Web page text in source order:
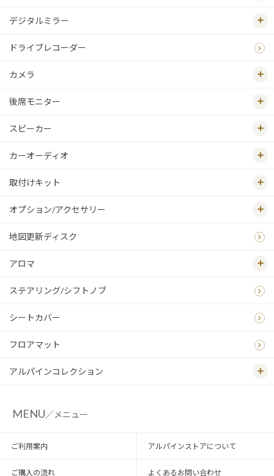
デジタルミラー
ドライブレコーダー
カメラ
後席モニター
スピーカー
カーオーディオ
取付けキット
オプション/アクセサリー
地図更新ディスク
アロマ
ステアリング/シフトノブ
シートカバー
フロアマット
アルパインコレクション
MENU／メニュー
ご利用案内 アルパインストアについて
ご購入の流れ よくあるお問い合わせ